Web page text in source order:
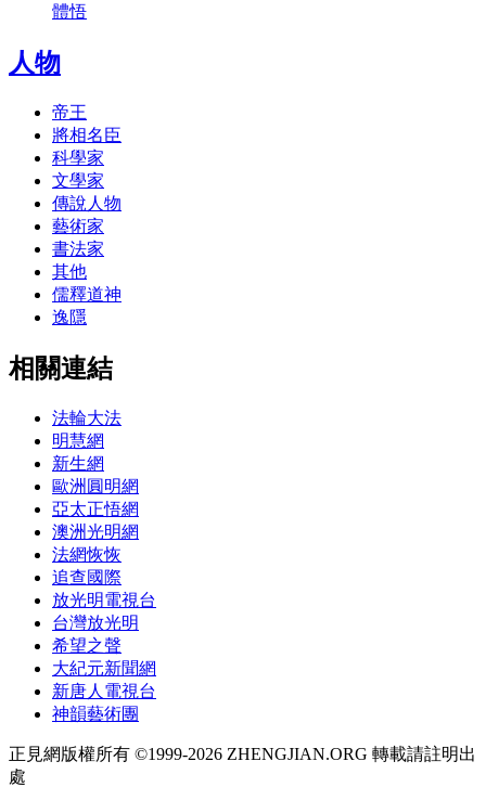
體悟
人物
帝王
將相名臣
科學家
文學家
傳說人物
藝術家
書法家
其他
儒釋道神
逸隱
相關連結
法輪大法
明慧網
新生網
歐洲圓明網
亞太正悟網
澳洲光明網
法網恢恢
追查國際
放光明電視台
台灣放光明
希望之聲
大紀元新聞網
新唐人電視台
神韻藝術團
正見網版權所有 ©1999-2026 ZHENGJIAN.ORG 轉載請註明出
處